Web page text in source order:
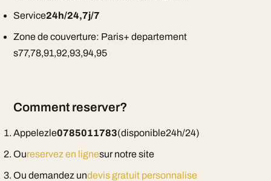
Service24h/24,7j/7
Zone de couverture: Paris+ departement
s77,78,91,92,93,94,95
Comment reserver?
Appelezle0785011783(disponible24h/24)
Oureservez en lignesur notre site
Ou demandez undevis gratuit personnalise